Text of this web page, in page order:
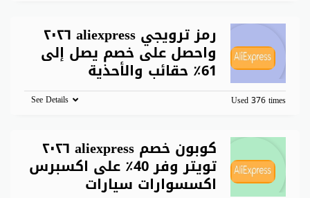
رمز ترويجي aliexpress ٢٠٢٦
واحصل على خصم يصل إلى
61٪ حقائب والأحذية
Used 376 times
See Details
كوبون خصم aliexpress ٢٠٢٦
تويتر وفر 40٪ على اكسبرس
اكسسوارات سيارات